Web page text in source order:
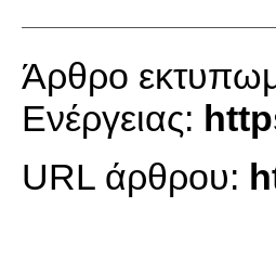
Άρθρο
Ενέργειας:
URL άρθρου: